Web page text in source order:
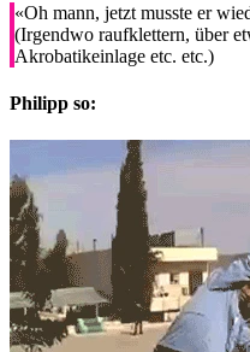
«Oh mann, jetzt musste er
(Irgendwo raufklettern, über
Akrobatikeinlage etc. etc.)
Philipp so: